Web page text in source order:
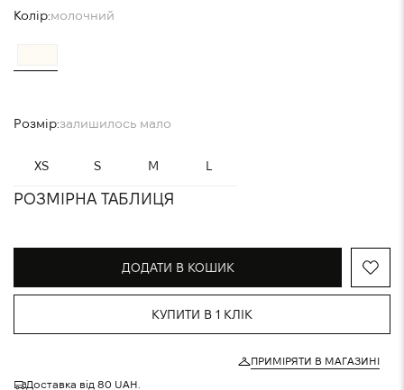
Колір:молочний
Розмір:залишилось мало
XS S M L
РОЗМІРНА ТАБЛИЦЯ
ДОДАТИ В КОШИК
КУПИТИ В 1 КЛІК
ПРИМІРЯТИ В МАГАЗИНІ
Доставка від 80 UAH.